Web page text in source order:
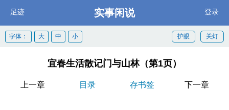
足迹 实事闲说 登录
关灯
护眼
字体： 大 中 小
宜春生活散记门与山林（第1页）
上一章 目录 存书签 下一章